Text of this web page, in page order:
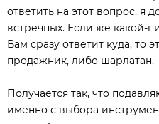
ответить на этот вопрос, я
встречных. Если же какой-
Вам сразу ответит куда, то
продажник, либо шарлатан.
Получается так, что
именно с выбора